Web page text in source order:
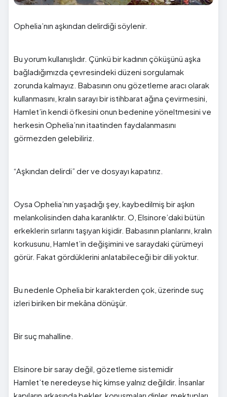
Ophelia’nın aşkından delirdiği söylenir.
Bu yorum kullanışlıdır. Çünkü bir kadının çöküşünü aşka
bağladığımızda çevresindeki düzeni sorgulamak
zorunda kalmayız. Babasının onu gözetleme aracı olarak
kullanmasını, kralın sarayı bir istihbarat ağına çevirmesini,
Hamlet’in kendi öfkesini onun bedenine yöneltmesini ve
herkesin Ophelia’nın itaatinden faydalanmasını
görmezden gelebiliriz.
“Aşkından delirdi” der ve dosyayı kapatırız.
Oysa Ophelia’nın yaşadığı şey, kaybedilmiş bir aşkın
melankolisinden daha karanlıktır. O, Elsinore’daki bütün
erkeklerin sırlarını taşıyan kişidir. Babasının planlarını, kralın
korkusunu, Hamlet’in değişimini ve saraydaki çürümeyi
görür. Fakat gördüklerini anlatabileceği bir dili yoktur.
Bu nedenle Ophelia bir karakterden çok, üzerinde suç
izleri biriken bir mekâna dönüşür.
Bir suç mahalline.
Elsinore bir saray değil, gözetleme sistemidir
Hamlet’te neredeyse hiç kimse yalnız değildir. İnsanlar
kapıların arkasında bekler, konuşmaları dinler, mektupları